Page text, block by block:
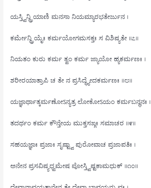
ಯಸ್ತ್ವಿನ್ದ್ರಿಯಾಣಿ ಮನಸಾ ನಿಯಮ್ಯಾರಭತೇರ್ಜುನ ।
ಕರ್ಮೇನ್ದ್ರಿಯೈಃ ಕರ್ಮಯೋಗಮಸಕ್ತಃ ಸ ವಿಶಿಷ್ಯತೇ ॥೭॥
ನಿಯತಂ ಕುರು ಕರ್ಮ ತ್ವಂ ಕರ್ಮ ಜ್ಯಾಯೋ ಹ್ಯಕರ್ಮಣಃ ।
ಶರೀರಯಾತ್ರಾಪಿ ಚ ತೇ ನ ಪ್ರಸಿದ್ಧ್ಯೇದಕರ್ಮಣಃ ॥೮॥
ಯಜ್ಞಾರ್ಥಾತ್ಕರ್ಮಣೋऽನ್ಯತ್ರ ಲೋಕೋऽಯಂ ಕರ್ಮಬನ್ಧನಃ ।
ತದರ್ಥಂ ಕರ್ಮ ಕೌನ್ತೇಯ ಮುಕ್ತಸಙ್ಗಃ ಸಮಾಚರ ॥೯॥
ಸಹಯಜ್ಞಾಃ ಪ್ರಜಾಃ ಸೃಷ್ಟ್ವಾ ಪುರೋವಾಚ ಪ್ರಜಾಪತಿಃ ।
ಅನೇನ ಪ್ರಸವಿಷ್ಯಧ್ವಮೇಷ ವೋಸ್ತ್ವಿಷ್ಟಕಾಮಧುಕ್ ॥೧೦॥